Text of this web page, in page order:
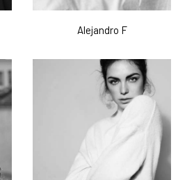
Alejandro F